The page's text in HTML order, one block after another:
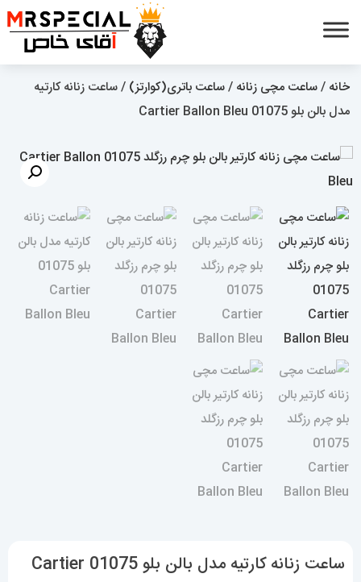
خانه /ساعت مچی زنانه /ساعت باتری(کوارتز) / ساعت زنانه کارتیه
مدل بالن بلو 01075 Cartier Ballon Bleu
ساعت زنانه کارتیه مدل بالن بلو 01075 Cartier